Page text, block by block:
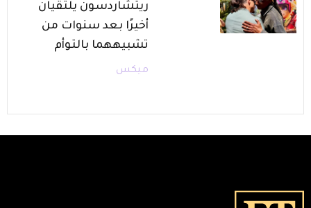
ريتشاردسون يلتقيان
أخيرًا بعد سنوات من
تشبيههما بالتوأم
ميكس